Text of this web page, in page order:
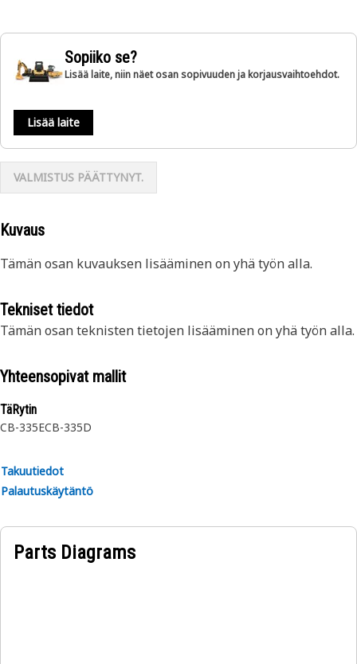
Sopiiko se?
Lisää laite, niin näet osan sopivuuden ja korjausvaihtoehdot.
Lisää laite
VALMISTUS PÄÄTTYNYT.
Kuvaus
Tämän osan kuvauksen lisääminen on yhä työn alla.
Tekniset tiedot
Tämän osan teknisten tietojen lisääminen on yhä työn alla.
Yhteensopivat mallit
TäRytin
CB-335ECB-335D
Takuutiedot
Palautuskäytäntö
Parts Diagrams